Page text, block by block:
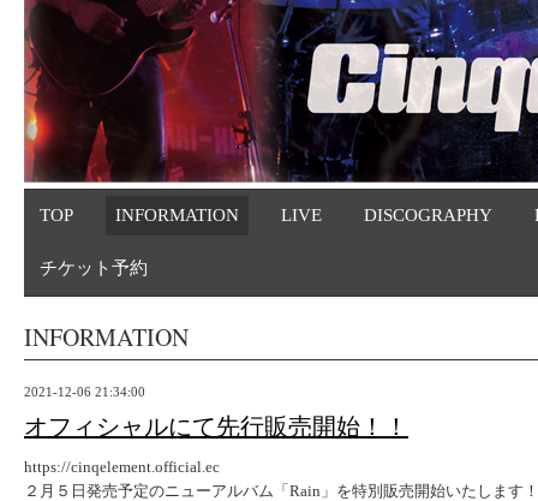
TOP INFORMATION LIVE DISCOGRAPHY
チケット予約
INFORMATION
2021-12-06 21:34:00
オフィシャルにて先行販売開始！！
https://cinqelement.official.ec
２月５日発売予定のニューアルバム「Rain」を特別販売開始いたします